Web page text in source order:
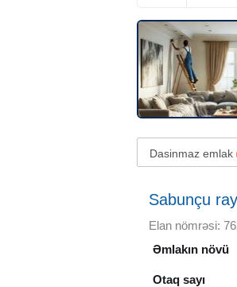
Dasinmaz emlak
Sabunçu
Elan nömrəsi:
Əmlakın növü
Otaq sayı